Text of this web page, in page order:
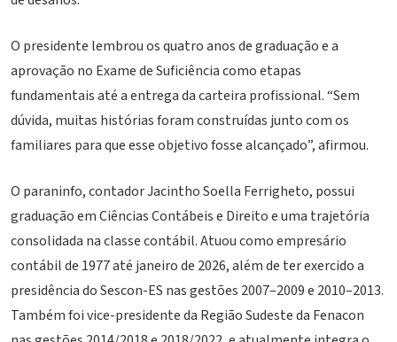
O presidente lembrou os quatro anos de graduação e a
aprovação no Exame de Suficiência como etapas
fundamentais até a entrega da carteira profissional. “Sem
dúvida, muitas histórias foram construídas junto com os
familiares para que esse objetivo fosse alcançado”, afirmou.
O paraninfo, contador Jacintho Soella Ferrigheto, possui
graduação em Ciências Contábeis e Direito e uma trajetória
consolidada na classe contábil. Atuou como empresário
contábil de 1977 até janeiro de 2026, além de ter exercido a
presidência do Sescon-ES nas gestões 2007–2009 e 2010–2013.
Também foi vice-presidente da Região Sudeste da Fenacon